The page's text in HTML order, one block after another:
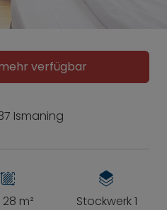
verfügbar
Ismaning
m² Stockwerk 1